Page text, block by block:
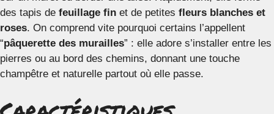
des tapis de feuillage fin et de petites fleurs blanches et
roses. On comprend vite pourquoi certains l’appellent
“pâquerette des murailles” : elle adore s’installer entre les
pierres ou au bord des chemins, donnant une touche
champêtre et naturelle partout où elle passe.